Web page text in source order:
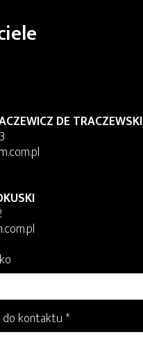
DE TRACZEWSKI
do kontaktu *